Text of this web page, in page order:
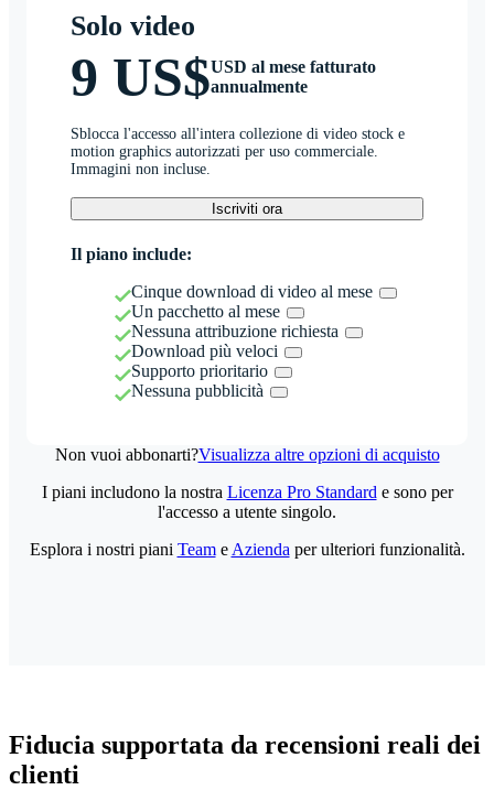
Solo video
9 US$USD al mese fatturato
annualmente
Sblocca l'accesso all'intera collezione di video stock e
motion graphics autorizzati per uso commerciale.
Immagini non incluse.
Iscriviti ora
Il piano include:
Cinque download di video al mese
Un pacchetto al mese
Nessuna attribuzione richiesta
Download più veloci
Supporto prioritario
Nessuna pubblicità
Non vuoi abbonarti?Visualizza altre opzioni di acquisto
I piani includono la nostra Licenza Pro Standard e sono per
l'accesso a utente singolo.
Esplora i nostri piani Teame Azienda per ulteriori funzionalità.
Fiducia supportata da recensioni reali dei
clienti